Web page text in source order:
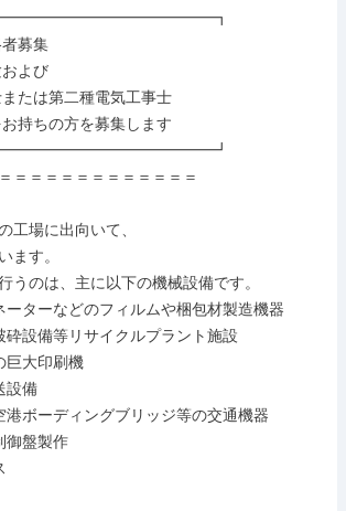
＝＝＝＝＝＝＝＝＝＝＝＝
工場に出向いて、
ます。
うのは、主に以下の機械設備です。
ーターなどのフィルムや梱包材製造機器
砕設備等リサイクルプラント施設
巨大印刷機
設備
港ボーディングブリッジ等の交通機器
御盤製作